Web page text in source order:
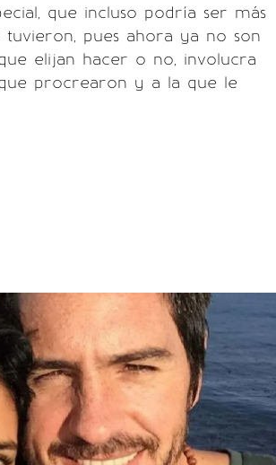
que incluso podría ser más
pues ahora ya no son
elijan hacer o no, involucra
procrearon y a la que le